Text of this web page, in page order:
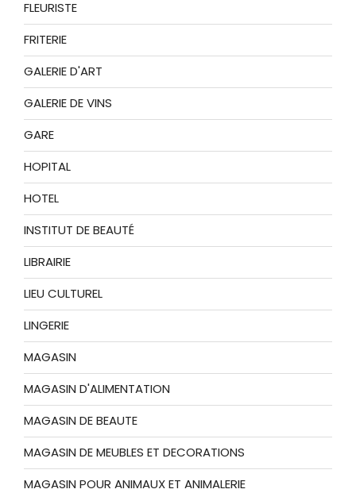
FLEURISTE
FRITERIE
GALERIE D'ART
GALERIE DE VINS
GARE
HOPITAL
HOTEL
INSTITUT DE BEAUTÉ
LIBRAIRIE
LIEU CULTUREL
LINGERIE
MAGASIN
MAGASIN D'ALIMENTATION
MAGASIN DE BEAUTE
MAGASIN DE MEUBLES ET DECORATIONS
MAGASIN POUR ANIMAUX ET ANIMALERIE